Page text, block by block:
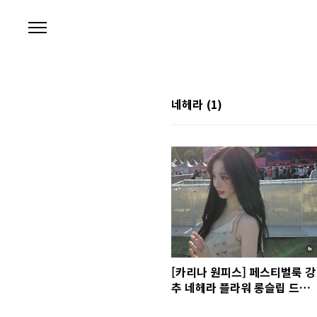
네헤라 (1)
[카리나 원피스] 페스티벌룩 강
추 네헤라 플라워 롱슬립 드레